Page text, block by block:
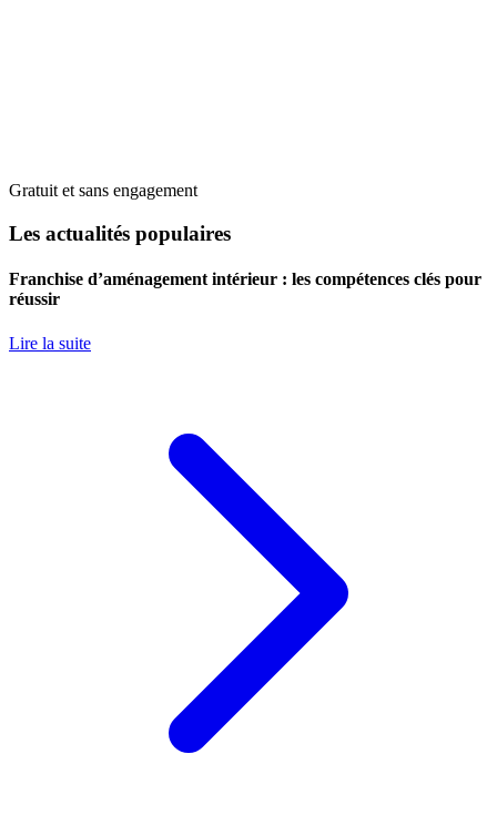
Gratuit et sans engagement
Les actualités populaires
Franchise d’aménagement intérieur : les compétences clés pour
réussir
Lire la suite